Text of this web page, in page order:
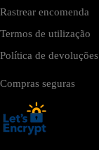
Rastrear encomenda
Termos de utilização
Política de devoluções
Compras seguras